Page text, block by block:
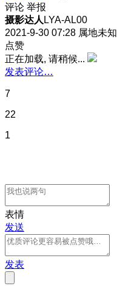
评论 举报
摄影达人 LYA-AL00
2021-9-30 07:28 属地未知
点赞
正在加载, 请稍候...
发表评论…
7
22
1
表情
发送
发表